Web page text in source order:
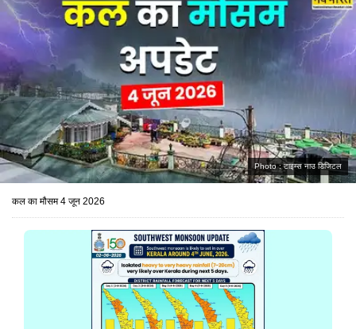
Photo :टाइम्स नाउ डिजिटल
कल का मौसम 4 जून 2026